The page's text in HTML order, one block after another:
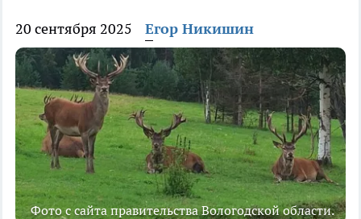
20 сентября 2025 Егор Никишин
Фото с сайта правительства Вологодской области.